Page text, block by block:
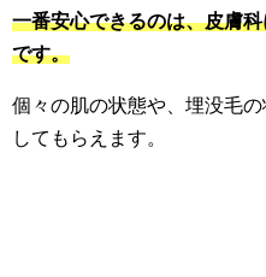
一番安心できるのは、皮膚
です。
個々の肌の状態や、埋没毛
してもらえます。